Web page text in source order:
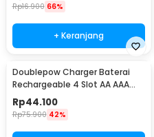
Rp16.900 66%
+ Keranjang
Doublepow Charger Baterai
Rechargeable 4 Slot AA AAA
with AA 4 PCS - DP-U82
Rp44.100
Rp75.900 42%